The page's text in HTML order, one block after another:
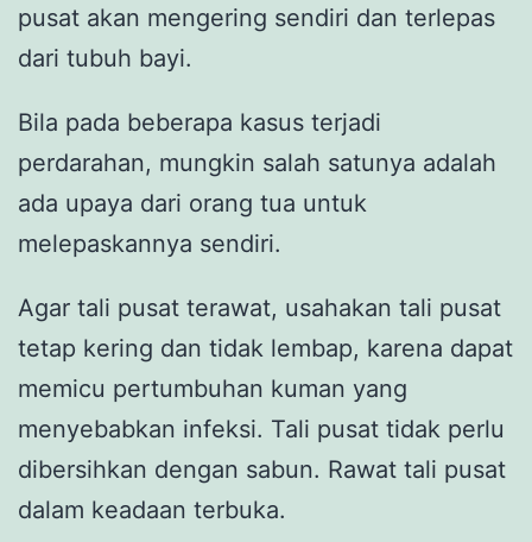
pusat akan mengering sendiri dan terlepas
dari tubuh bayi.
Bila pada beberapa kasus terjadi
perdarahan, mungkin salah satunya adalah
ada upaya dari orang tua untuk
melepaskannya sendiri.
Agar tali pusat terawat, usahakan tali pusat
tetap kering dan tidak lembap, karena dapat
memicu pertumbuhan kuman yang
menyebabkan infeksi. Tali pusat tidak perlu
dibersihkan dengan sabun. Rawat tali pusat
dalam keadaan terbuka.